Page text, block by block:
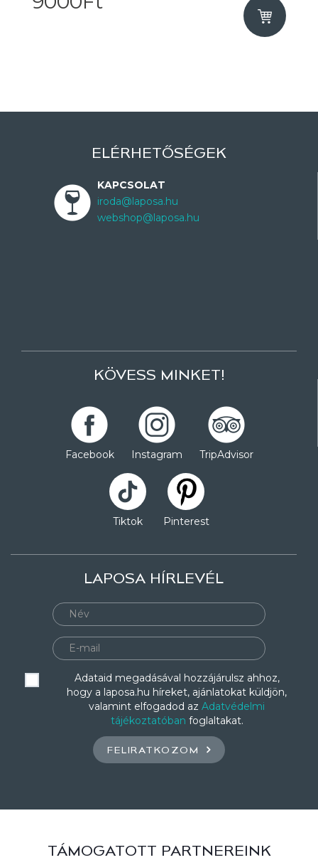
ELÉRHETŐSÉGEK
KAPCSOLAT
iroda@laposa.hu
webshop@laposa.hu
KÖVESS MINKET!
Facebook Instagram TripAdvisor
Tiktok Pinterest
LAPOSA HÍRLEVÉL
Adataid megadásával hozzájárulsz ahhoz,
hogy a laposa.hu híreket, ajánlatokat küldjön,
valamint elfogadod az Adatvédelmi
tájékoztatóban foglaltakat.
FELIRATKOZOM
TÁMOGATOTT PARTNEREINK